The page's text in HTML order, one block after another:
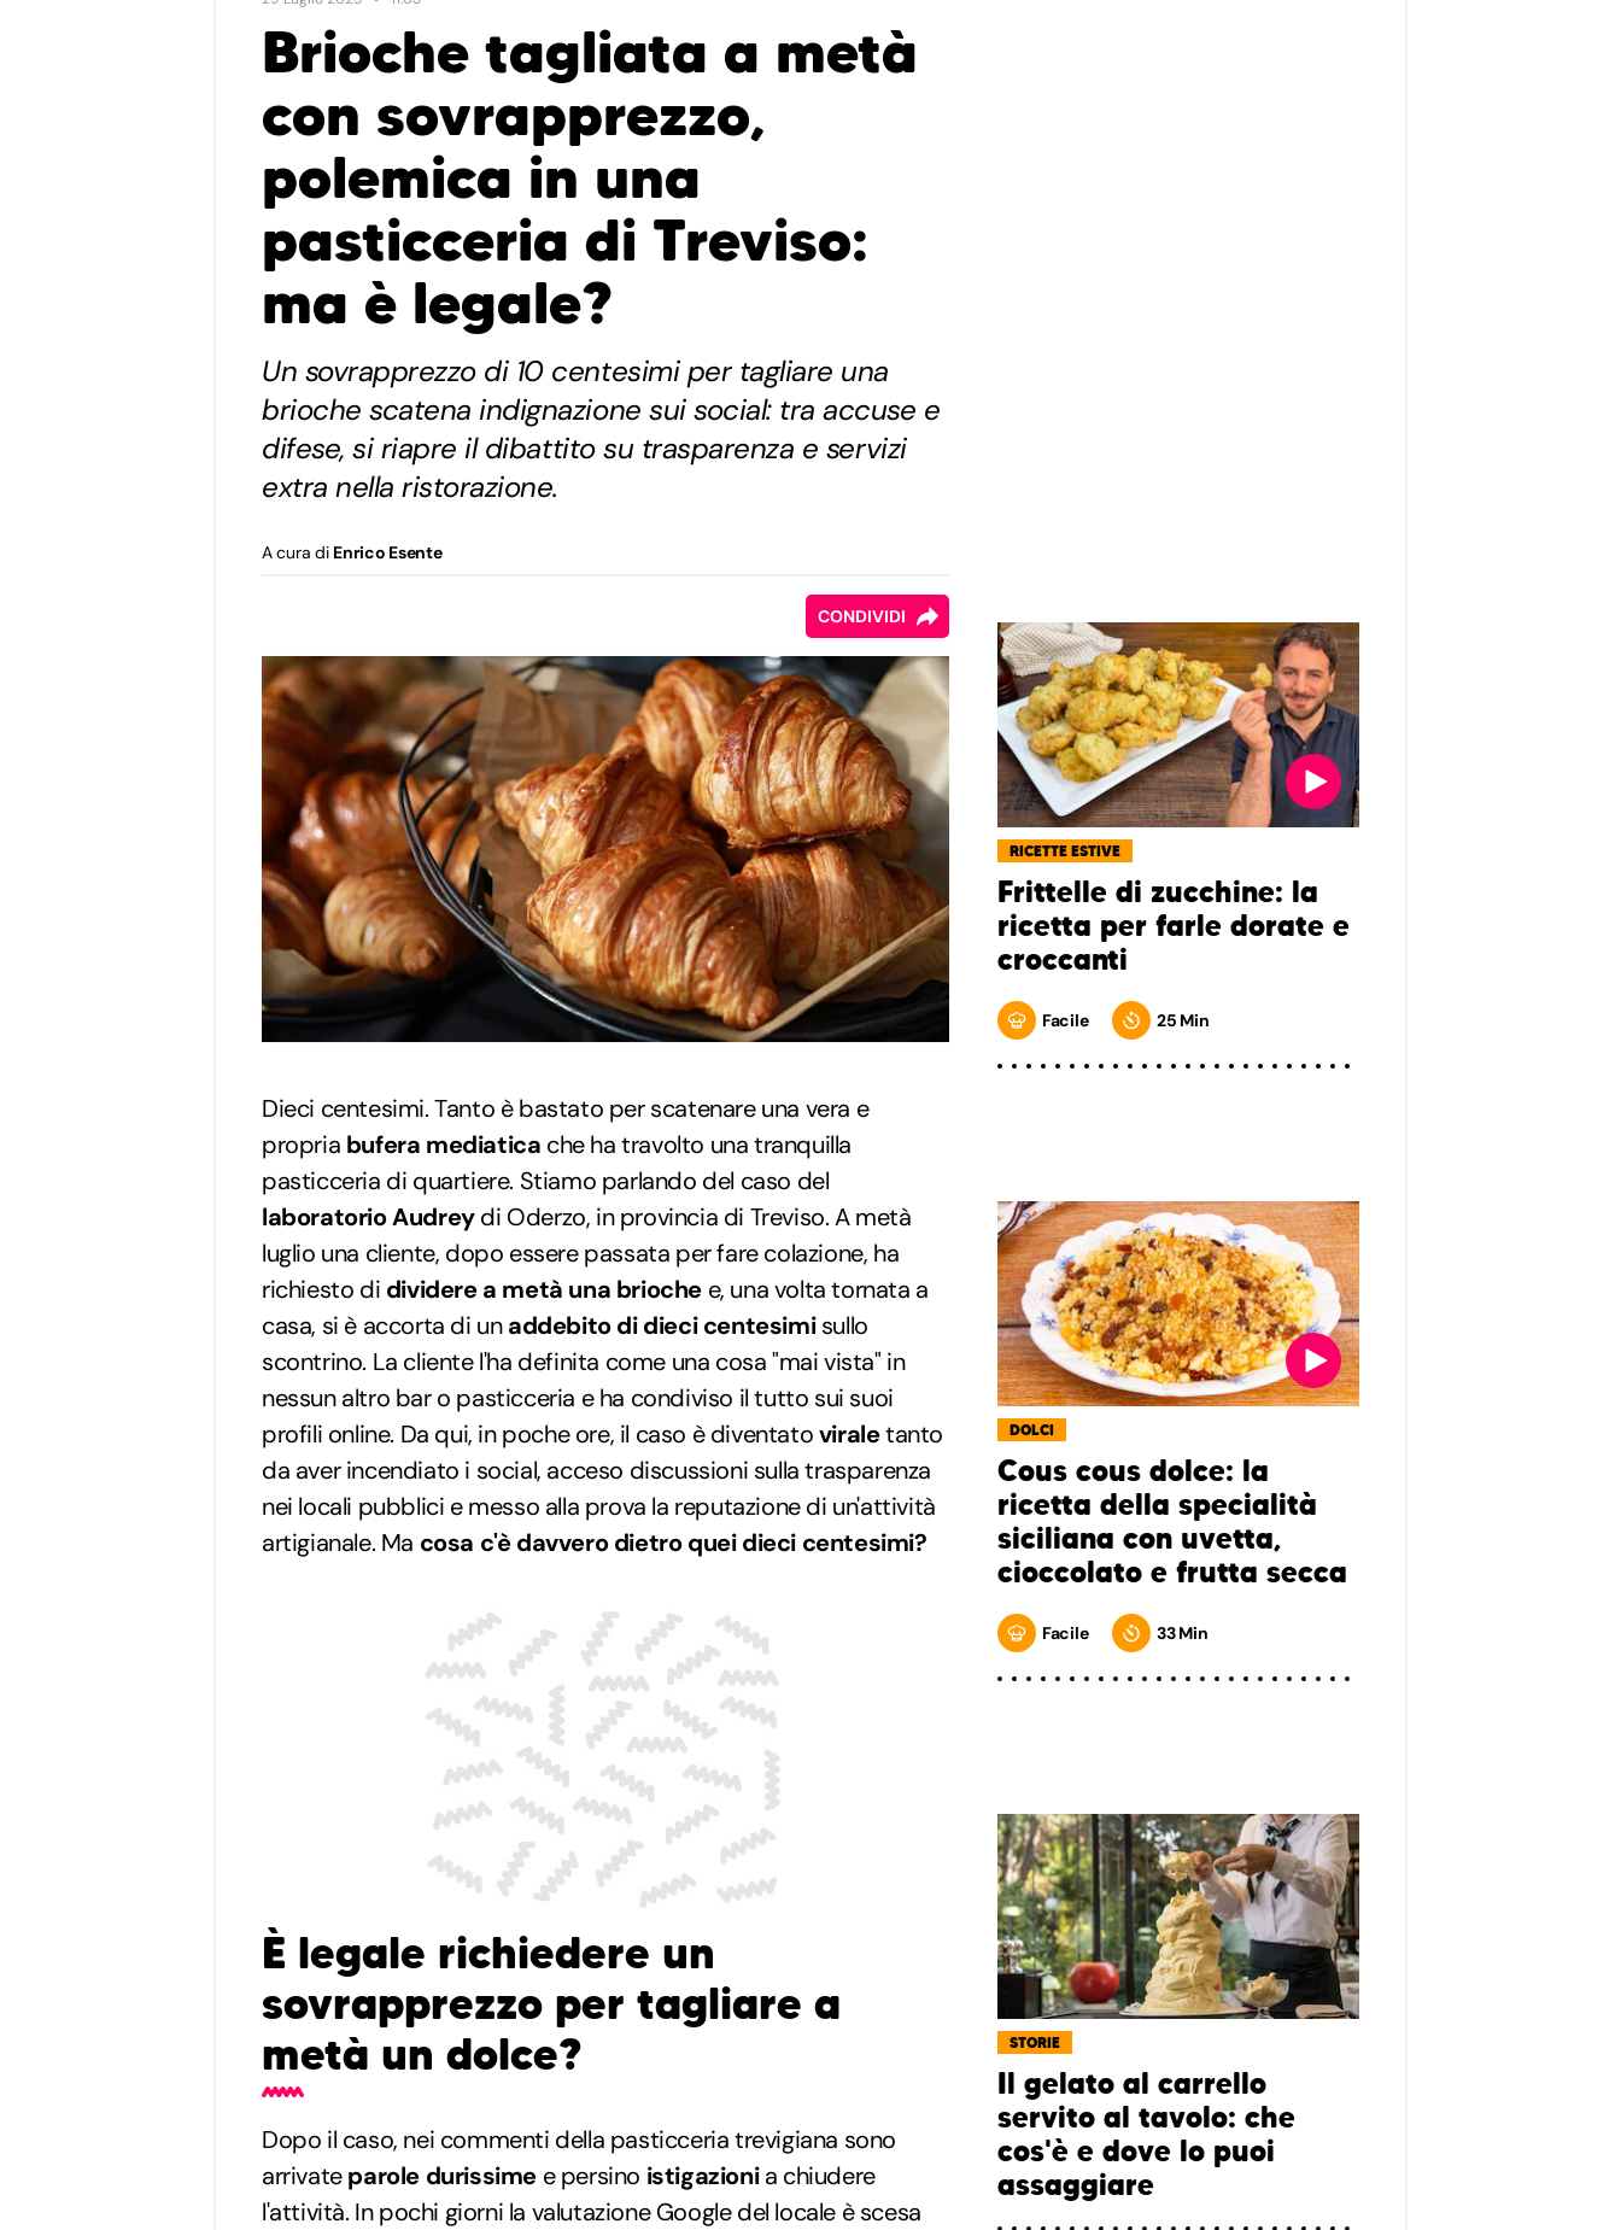
Brioche tagliata a metà
con sovrapprezzo,
polemica in una
pasticceria di Treviso:
ma è legale?
Un sovrapprezzo di 10 centesimi per tagliare una
brioche scatena indignazione sui social: tra accuse e
difese, si riapre il dibattito su trasparenza e servizi
extra nella ristorazione.
A cura di Enrico Esente
CONDIVIDI
Dieci centesimi. Tanto è bastato per scatenare una vera e
propria bufera mediatica che ha travolto una tranquilla
pasticceria di quartiere. Stiamo parlando del caso del
laboratorio Audreydi Oderzo, in provincia di Treviso. A metà
luglio una cliente, dopo essere passata per fare colazione, ha
richiesto di dividere a metà una brioche e, una volta tornata a
casa, si è accorta di unaddebito di dieci centesimisullo
scontrino. La cliente l'ha definita come una cosa "mai vista" in
nessun altro bar o pasticceria e ha condiviso il tutto sui suoi
profili online. Da qui, in poche ore, il caso è diventatoviraletanto
da aver incendiato i social, acceso discussioni sulla trasparenza
nei locali pubblici e messo alla prova la reputazione di un'attività
artigianale. Ma cosa c'è davvero dietro quei dieci centesimi?
È legale richiedere un
sovrapprezzo per tagliare a
metà un dolce?
Dopo il caso, nei commenti della pasticceria trevigiana sono
arrivateparole durissime e persino istigazionia chiudere
l'attività. In pochi giorni la valutazione Google del locale è scesa
RICETTE ESTIVE
Frittelle di zucchine: la
ricetta per farle dorate e
croccanti
Facile 25 Min
DOLCI
Cous cous dolce: la
ricetta della specialità
siciliana con uvetta,
cioccolato e frutta secca
Facile 33 Min
STORIE
Il gelato al carrello
servito al tavolo: che
cos'è e dove lo puoi
assaggiare